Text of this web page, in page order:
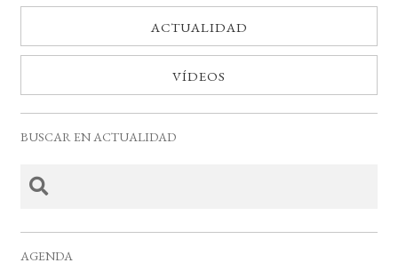
ACTUALIDAD
VÍDEOS
BUSCAR EN ACTUALIDAD
AGENDA